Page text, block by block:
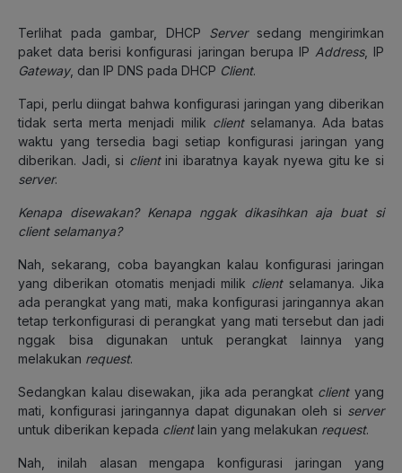
Terlihat pada gambar, DHCP Server sedang mengirimkan
paket data berisi konfigurasi jaringan berupa IP Address, IP
Gateway, dan IP DNS pada DHCP Client.
Tapi, perlu diingat bahwa konfigurasi jaringan yang diberikan
tidak serta merta menjadi milik client selamanya. Ada batas
waktu yang tersedia bagi setiap konfigurasi jaringan yang
diberikan. Jadi, si client ini ibaratnya kayak nyewa gitu ke si
server.
Kenapa disewakan? Kenapa nggak dikasihkan aja buat si
client selamanya?
Nah, sekarang, coba bayangkan kalau konfigurasi jaringan
yang diberikan otomatis menjadi milik client selamanya. Jika
ada perangkat yang mati, maka konfigurasi jaringannya akan
tetap terkonfigurasi di perangkat yang mati tersebut dan jadi
nggak bisa digunakan untuk perangkat lainnya yang
melakukan request.
Sedangkan kalau disewakan, jika ada perangkat clientyang
mati, konfigurasi jaringannya dapat digunakan oleh si server
untuk diberikan kepada client lain yang melakukan request.
Nah, inilah alasan mengapa konfigurasi jaringan yang